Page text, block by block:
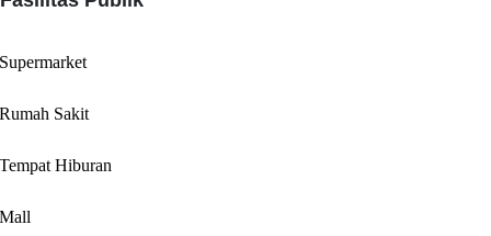
Supermarket
Rumah Sakit
Tempat Hiburan
Mall